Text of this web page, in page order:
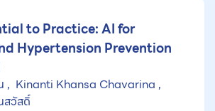
to Practice: AI for
Hypertension Prevention
Kinanti Khansa Chavarina
สวัสดิ์